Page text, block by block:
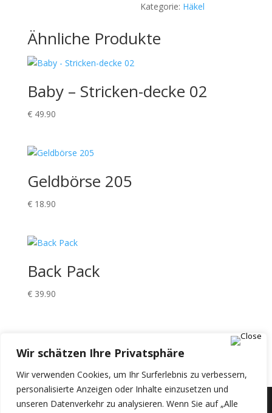
Wir schätzen Ihre Privatsphäre
Wir verwenden Cookies, um Ihr Surferlebnis zu verbessern,
personalisierte Anzeigen oder Inhalte einzusetzen und
unseren Datenverkehr zu analysieren. Wenn Sie auf „Alle
Kategorie: Häkel
Ähnliche Produkte
Baby – Stricken-decke 02
€49.90
Geldbörse 205
€18.90
Back Pack
€39.90